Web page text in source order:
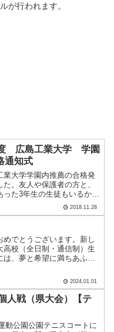
が行われます。
広島工業大学 学園
通知式
業大学学園内推薦の合格発
。友人や保護者の方と、
った3年生の生徒もいるかと
日放課後に広島工業大学学
格通知式が行われ、大学か
生方や職員の方が来られ
工大高校.....
2018.11.28
めでとうございます。新し
高校（全日制・通信制）生
は、夢と希望に満ちあふれ
む ～学校の勉強だけでな
のすべてから学び、自分自
成長.....
2024.01.01
人戦（県大会）【テ
動公園公園テニスコートに